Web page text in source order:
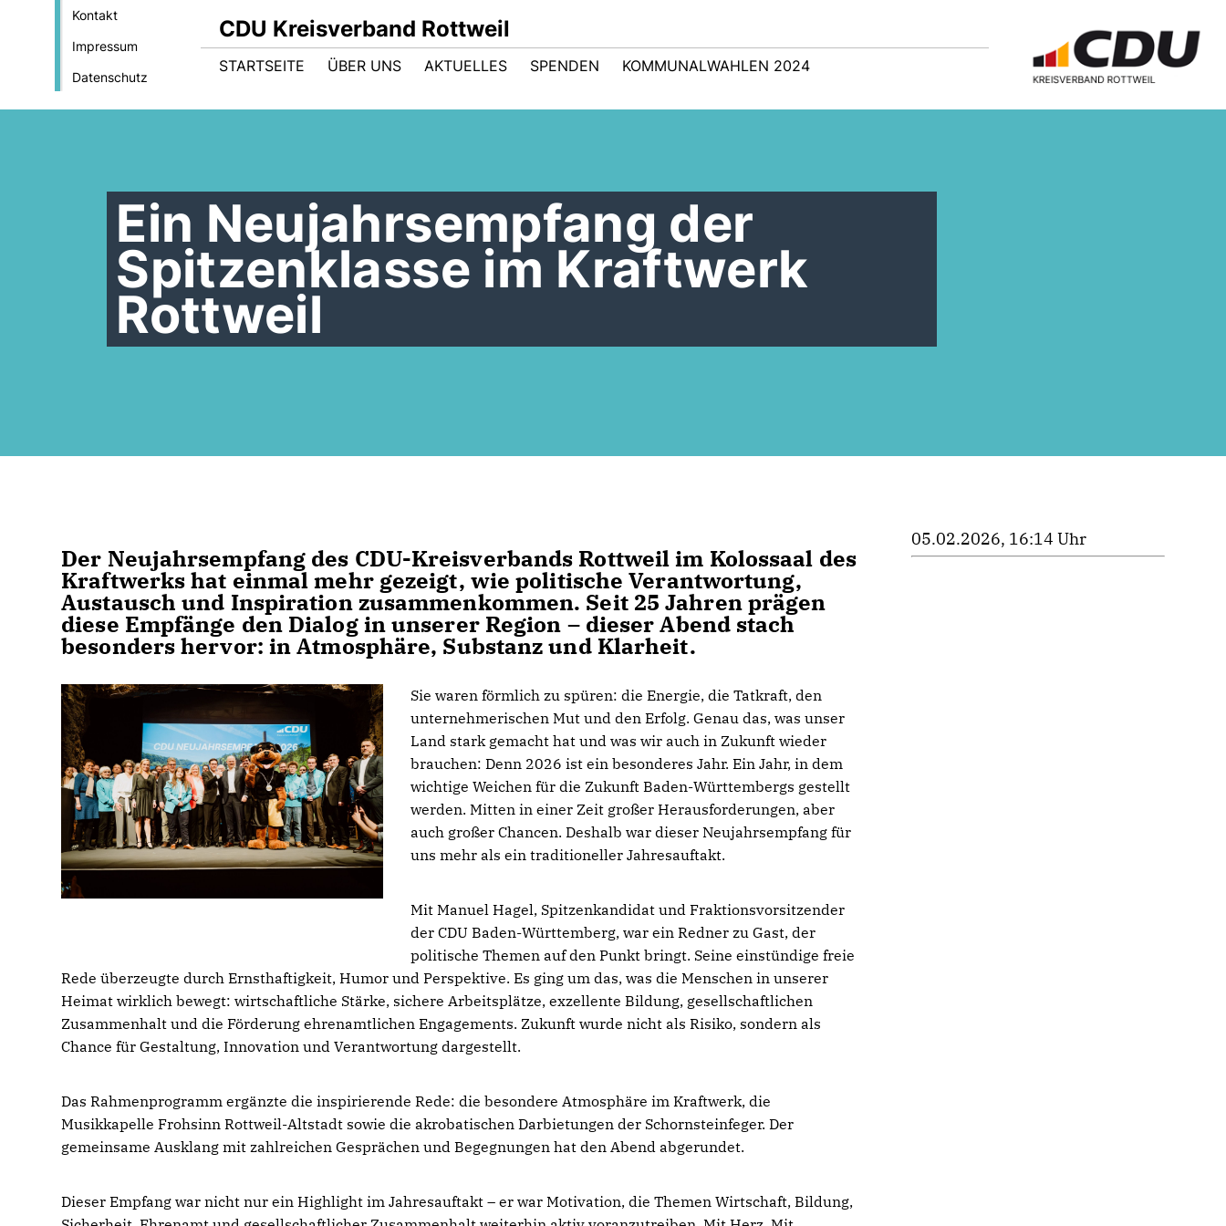
Kontakt
Impressum
Datenschutz
CDU Kreisverband Rottweil
STARTSEITE ÜBER UNS AKTUELLES SPENDEN KOMMUNALWAHLEN 2024
Ein Neujahrsempfang der
Spitzenklasse im Kraftwerk
Rottweil
Der Neujahrsempfang des CDU-Kreisverbands Rottweil im Kolossaal des
Kraftwerks hat einmal mehr gezeigt, wie politische Verantwortung,
Austausch und Inspiration zusammenkommen. Seit 25 Jahren prägen
diese Empfänge den Dialog in unserer Region – dieser Abend stach
besonders hervor: in Atmosphäre, Substanz und Klarheit.
Sie waren förmlich zu spüren: die Energie, die Tatkraft, den
unternehmerischen Mut und den Erfolg. Genau das, was unser
Land stark gemacht hat und was wir auch in Zukunft wieder
brauchen: Denn 2026 ist ein besonderes Jahr. Ein Jahr, in dem
wichtige Weichen für die Zukunft Baden-Württembergs gestellt
werden. Mitten in einer Zeit großer Herausforderungen, aber
auch großer Chancen. Deshalb war dieser Neujahrsempfang für
uns mehr als ein traditioneller Jahresauftakt.
Mit Manuel Hagel, Spitzenkandidat und Fraktionsvorsitzender
der CDU Baden-Württemberg, war ein Redner zu Gast, der
politische Themen auf den Punkt bringt. Seine einstündige freie
Rede überzeugte durch Ernsthaftigkeit, Humor und Perspektive. Es ging um das, was die Menschen in unserer
Heimat wirklich bewegt: wirtschaftliche Stärke, sichere Arbeitsplätze, exzellente Bildung, gesellschaftlichen
Zusammenhalt und die Förderung ehrenamtlichen Engagements. Zukunft wurde nicht als Risiko, sondern als
Chance für Gestaltung, Innovation und Verantwortung dargestellt.
Das Rahmenprogramm ergänzte die inspirierende Rede: die besondere Atmosphäre im Kraftwerk, die
Musikkapelle Frohsinn Rottweil-Altstadt sowie die akrobatischen Darbietungen der Schornsteinfeger. Der
gemeinsame Ausklang mit zahlreichen Gesprächen und Begegnungen hat den Abend abgerundet.
Dieser Empfang war nicht nur ein Highlight im Jahresauftakt – er war Motivation, die Themen Wirtschaft, Bildung,
05.02.2026, 16:14 Uhr